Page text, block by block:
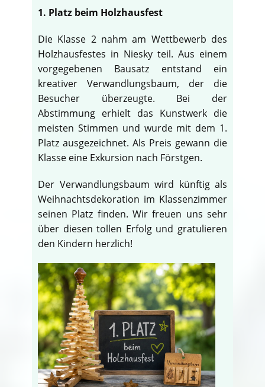
1. Platz beim Holzhausfest
Die Klasse 2 nahm am Wettbewerb des
Holzhausfestes in Niesky teil. Aus einem
vorgegebenen Bausatz entstand ein
kreativer Verwandlungsbaum, der die
Besucher überzeugte. Bei der
Abstimmung erhielt das Kunstwerk die
meisten Stimmen und wurde mit dem 1.
Platz ausgezeichnet. Als Preis gewann die
Klasse eine Exkursion nach Förstgen.
Der Verwandlungsbaum wird künftig als
Weihnachtsdekoration im Klassenzimmer
seinen Platz finden. Wir freuen uns sehr
über diesen tollen Erfolg und gratulieren
den Kindern herzlich!